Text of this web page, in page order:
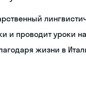
и проводит уроки
жизни в